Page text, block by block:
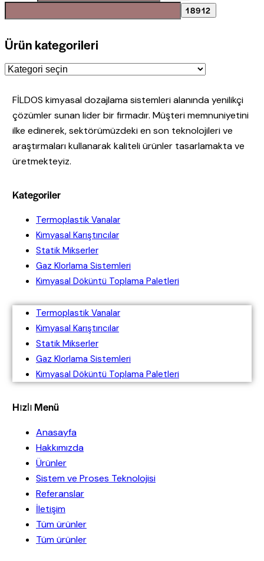
Ürün kategorileri
FİLDOS kimyasal dozajlama sistemleri alanında yenilikçi
çözümler sunan lider bir firmadır. Müşteri memnuniyetini
ilke edinerek, sektörümüzdeki en son teknolojileri ve
araştırmaları kullanarak kaliteli ürünler tasarlamakta ve
üretmekteyiz.
Kategoriler
Termoplastik Vanalar
Kimyasal Karıştırıcılar
Statik Mikserler
Gaz Klorlama Sistemleri
Kimyasal Döküntü Toplama Paletleri
Termoplastik Vanalar
Kimyasal Karıştırıcılar
Statik Mikserler
Gaz Klorlama Sistemleri
Kimyasal Döküntü Toplama Paletleri
Hızlı Menü
Anasayfa
Hakkımızda
Ürünler
Sistem ve Proses Teknolojisi
Referanslar
İletişim
Tüm ürünler
Tüm ürünler